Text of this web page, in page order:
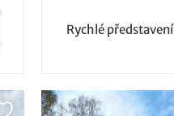
Rychlé představení